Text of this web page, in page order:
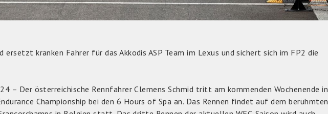
ersetzt kranken Fahrer für das Akkodis ASP Team im Lexus und sichert sich im FP2 die
– Der österreichische Rennfahrer Clemens Schmid tritt am kommenden Wochenende in
Championship bei den 6 Hours of Spa an. Das Rennen findet auf dem berühmten